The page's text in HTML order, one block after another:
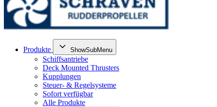
Produkte ShowSubMenu
Schiffsantriebe
Deck Mounted Thrusters
Kupplungen
Steuer- & Regelsysteme
Sofort verfügbar
Alle Produkte